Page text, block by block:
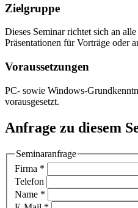
Zielgruppe
Dieses Seminar richtet sich an
Präsentationen für Vorträge oder
Voraussetzungen
PC- sowie Windows-
vorausgesetzt.
Anfrage zu diesem
Seminaranfrage
Firma *
Telefon
Name *